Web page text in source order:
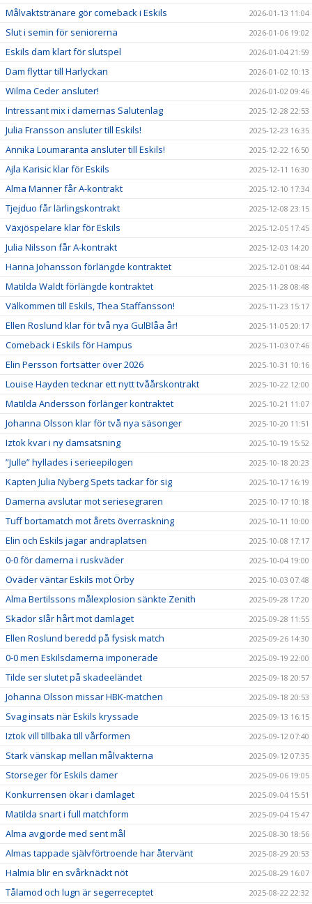
Målvaktstränare gör comeback i Eskils 2026-01-13 11:04
Slut i semin för seniorerna 2026-01-06 19:02
Eskils dam klart för slutspel 2026-01-04 21:59
Dam flyttar till Harlyckan 2026-01-02 10:13
Wilma Ceder ansluter! 2026-01-02 09:46
Intressant mix i damernas Salutenlag 2025-12-28 22:53
Julia Fransson ansluter till Eskils! 2025-12-23 16:35
Annika Loumaranta ansluter till Eskils! 2025-12-22 16:50
Ajla Karisic klar för Eskils 2025-12-11 16:30
Alma Manner får A-kontrakt 2025-12-10 17:34
Tjejduo får lärlingskontrakt 2025-12-08 23:15
Växjöspelare klar för Eskils 2025-12-05 17:45
Julia Nilsson får A-kontrakt 2025-12-03 14:20
Hanna Johansson förlängde kontraktet 2025-12-01 08:44
Matilda Waldt förlängde kontraktet 2025-11-28 08:48
Välkommen till Eskils, Thea Staffansson! 2025-11-23 15:17
Ellen Roslund klar för två nya GulBlåa år! 2025-11-05 20:17
Comeback i Eskils för Hampus 2025-11-03 07:46
Elin Persson fortsätter över 2026 2025-10-31 10:16
Louise Hayden tecknar ett nytt tvåårskontrakt 2025-10-22 12:00
Matilda Andersson förlänger kontraktet 2025-10-21 11:07
Johanna Olsson klar för två nya säsonger 2025-10-20 11:51
Iztok kvar i ny damsatsning 2025-10-19 15:52
”Julle” hyllades i serieepilogen 2025-10-18 20:23
Kapten Julia Nyberg Spets tackar för sig 2025-10-17 16:19
Damerna avslutar mot seriesegraren 2025-10-17 10:18
Tuff bortamatch mot årets överraskning 2025-10-11 10:00
Elin och Eskils jagar andraplatsen 2025-10-08 17:17
0-0 för damerna i ruskväder 2025-10-04 19:00
Oväder väntar Eskils mot Örby 2025-10-03 07:48
Alma Bertilssons målexplosion sänkte Zenith 2025-09-28 17:20
Skador slår hårt mot damlaget 2025-09-28 11:55
Ellen Roslund beredd på fysisk match 2025-09-26 14:30
0-0 men Eskilsdamerna imponerade 2025-09-19 22:00
Tilde ser slutet på skadeeländet 2025-09-18 20:57
Johanna Olsson missar HBK-matchen 2025-09-18 20:53
Svag insats när Eskils kryssade 2025-09-13 16:15
Iztok vill tillbaka till vårformen 2025-09-12 07:40
Stark vänskap mellan målvakterna 2025-09-12 07:35
Storseger för Eskils damer 2025-09-06 19:05
Konkurrensen ökar i damlaget 2025-09-04 15:51
Matilda snart i full matchform 2025-09-04 15:47
Alma avgjorde med sent mål 2025-08-30 18:56
Almas tappade självförtroende har återvänt 2025-08-29 20:53
Halmia blir en svårknäckt nöt 2025-08-29 16:07
Tålamod och lugn är segerreceptet 2025-08-22 22:32